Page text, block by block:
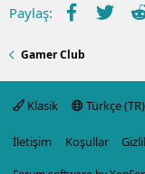
Paylaş: Facebook
Gamer Club
Klasik Türkçe (TR)
İletişim Koşullar